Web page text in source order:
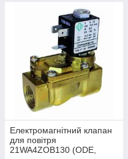
Електромагнітний клапан
для повітря
21WA4ZOB130 (ODE,